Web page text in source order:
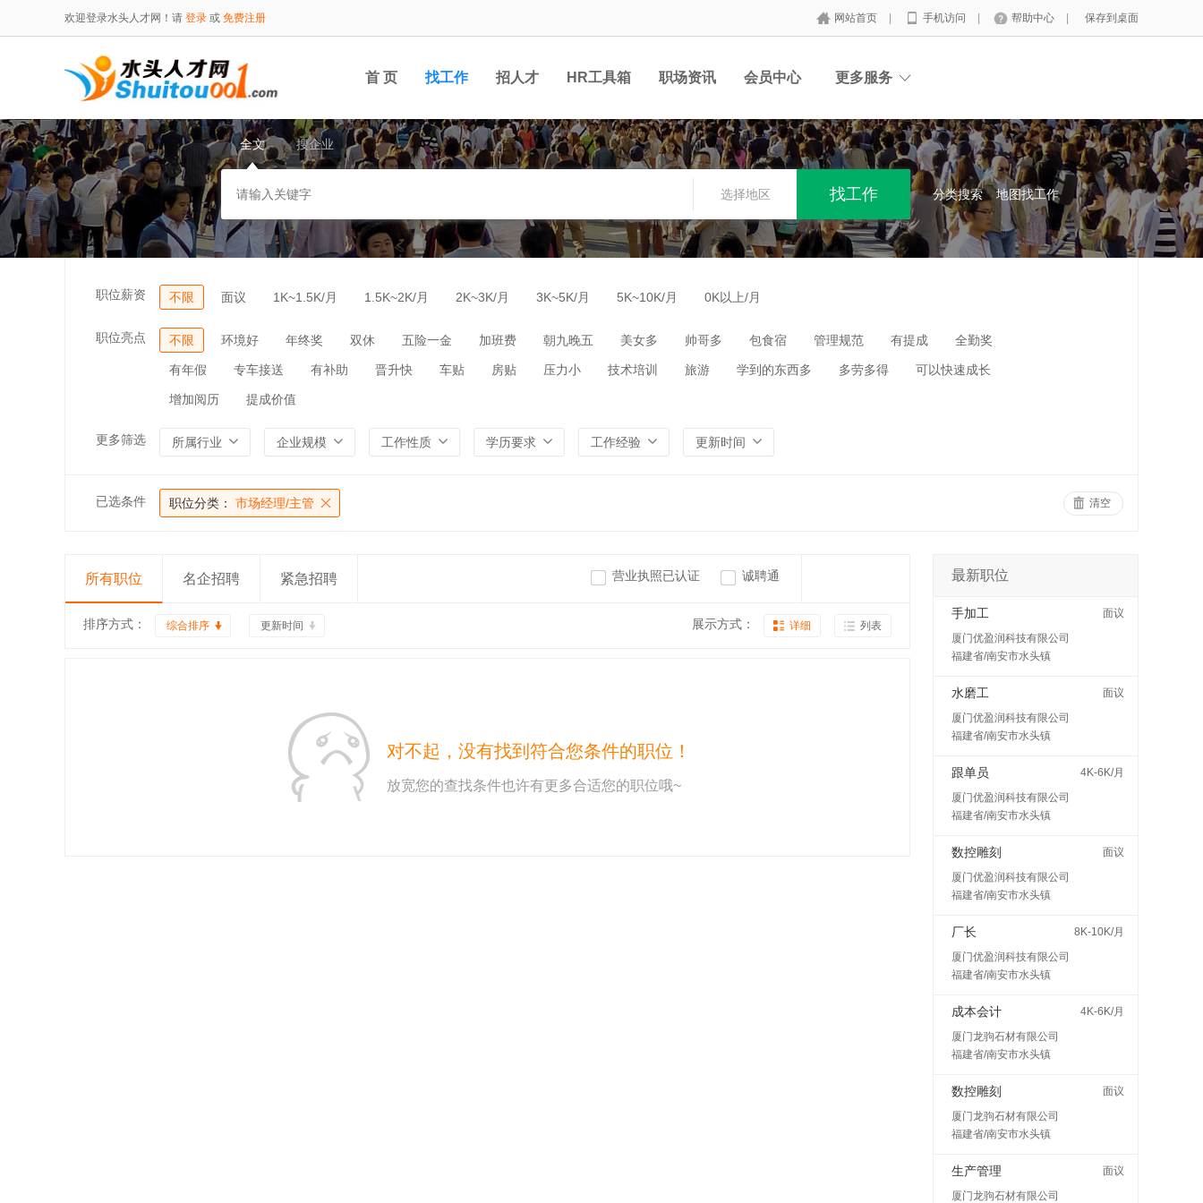
欢迎登录水头人才网！请 登录 或 免费注册 网站首页 手机访问 帮助中心 保存到桌面
首 页 找工作 招人才 HR工具箱 职场资讯 会员中心 更多服务
全文 搜企业
选择地区 分类搜索 地图找工作
职位薪资 不限 面议 1K~1.5K/月 1.5K~2K/月 2K~3K/月 3K~5K/月 5K~10K/月 0K以上/月
职位亮点 不限 环境好 年终奖 双休 五险一金 加班费 朝九晚五 美女多 帅哥多 包食宿 管理规范 有提成 全勤奖
有年假 专车接送 有补助 晋升快 车贴 房贴 压力小 技术培训 旅游 学到的东西多 多劳多得 可以快速成长
增加阅历 提成价值
更多筛选 所属行业 企业规模 工作性质 学历要求 工作经验 更新时间
已选条件 职位分类： 市场经理/主管 清空
所有职位 名企招聘 紧急招聘 营业执照已认证 诚聘通
排序方式： 综合排序 更新时间 展示方式： 详细 列表
对不起，没有找到符合您条件的职位！
放宽您的查找条件也许有更多合适您的职位哦~
最新职位
手加工
面议
厦门优盈润科技有限公司
福建省/南安市水头镇
水磨工
面议
厦门优盈润科技有限公司
福建省/南安市水头镇
跟单员
4K-6K/月
厦门优盈润科技有限公司
福建省/南安市水头镇
数控雕刻
面议
厦门优盈润科技有限公司
福建省/南安市水头镇
厂长
8K-10K/月
厦门优盈润科技有限公司
福建省/南安市水头镇
成本会计
4K-6K/月
厦门龙驹石材有限公司
福建省/南安市水头镇
数控雕刻
面议
厦门龙驹石材有限公司
福建省/南安市水头镇
生产管理
面议
厦门龙驹石材有限公司